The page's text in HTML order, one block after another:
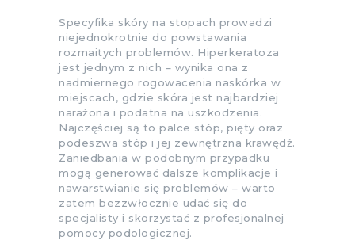
Specyfika skóry na stopach prowadzi
niejednokrotnie do powstawania
rozmaitych problemów. Hiperkeratoza
jest jednym z nich – wynika ona z
nadmiernego rogowacenia naskórka w
miejscach, gdzie skóra jest najbardziej
narażona i podatna na uszkodzenia.
Najczęściej są to palce stóp, pięty oraz
podeszwa stóp i jej zewnętrzna krawędź.
Zaniedbania w podobnym przypadku
mogą generować dalsze komplikacje i
nawarstwianie się problemów – warto
zatem bezzwłocznie udać się do
specjalisty i skorzystać z profesjonalnej
pomocy podologicznej.